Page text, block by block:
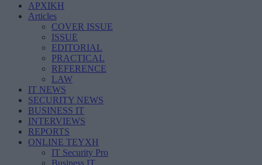
ΑΡΧΙΚΗ
Articles
COVER ISSUE
ISSUE
EDITORIAL
PRACTICAL
REFERENCE
LAW
IT NEWS
SECURITY NEWS
BUSINESS IT
INTERVIEWS
REPORTS
ONLINE ΤΕΥΧΗ
IT Security Pro
Business IT